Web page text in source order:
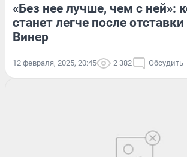
«Без нее лучше, чем с ней»:
станет легче после
Винер
12 февраля, 2025, 20:45 2 382 Обсудить